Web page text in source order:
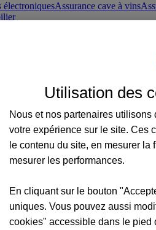
électroniquesAssurance cave à vins
chien Assurance chat
Conseils
juridique particuliers Protection
Utilisation des
Nous et nos partenaires
votre expérience sur le site. Ces
le contenu du site, en mesurer
mesurer les performances.
En cliquant sur le bouton
uniques. Vous pouvez aussi
cookies" accessible dans le pied